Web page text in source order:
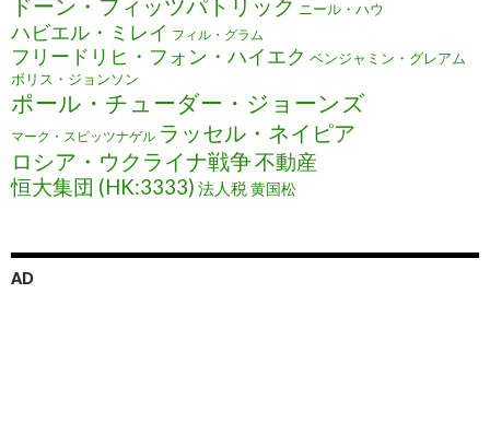
ドーン・フィッツパトリック ニール・ハウ
ハビエル・ミレイ フィル・グラム
フリードリヒ・フォン・ハイエク ベンジャミン・グレアム
ボリス・ジョンソン
ポール・チューダー・ジョーンズ
マーク・スピッツナゲル ラッセル・ネイピア
ロシア・ウクライナ戦争不動産
恒大集団 (HK:3333) 法人税黄国松
AD